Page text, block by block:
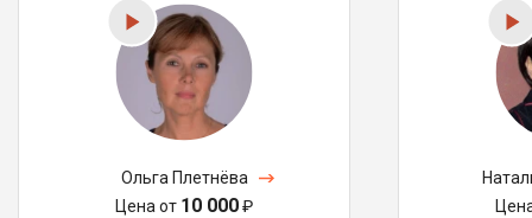
Ольга Плетнёва
Цена от 10 000₽